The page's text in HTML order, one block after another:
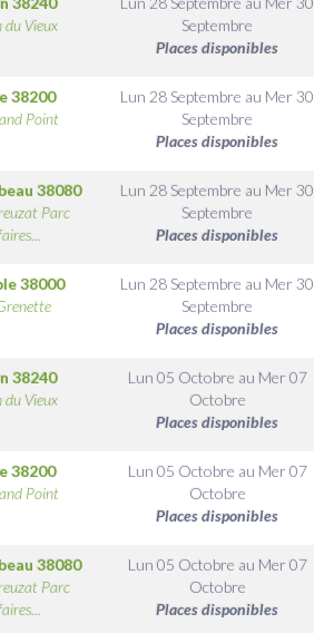
du Vieux
Septembre
Places disponibles
38200
Point
Lun 28 Septembre au Mer 30
Septembre
Places disponibles
38080
Parc
Lun 28 Septembre au Mer 30
Septembre
Places disponibles
38000
Lun 28 Septembre au Mer 30
Septembre
Places disponibles
38240
du Vieux
Lun 05 Octobre au Mer 07
Octobre
Places disponibles
38200
Point
Lun 05 Octobre au Mer 07
Octobre
Places disponibles
38080
Parc
Lun 05 Octobre au Mer 07
Octobre
Places disponibles